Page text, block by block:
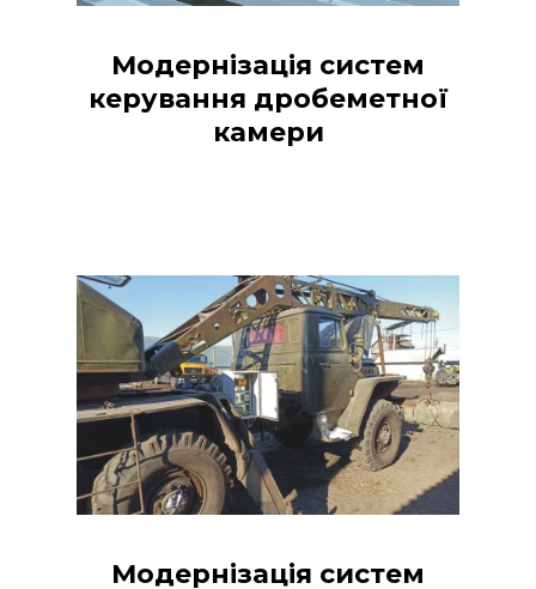
Модернізація систем
керування дробеметної
камери
Модернізація систем